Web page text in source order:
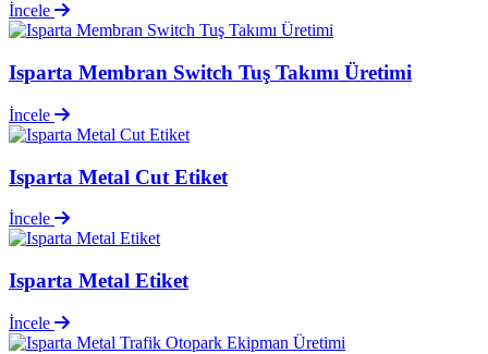
İncele
Isparta Membran Switch Tuş Takımı Üretimi
İncele
Isparta Metal Cut Etiket
İncele
Isparta Metal Etiket
İncele